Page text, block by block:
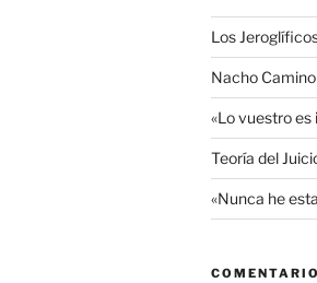
Los
Nacho Camino
«Lo vuestro es
Teoría del
«Nunca he